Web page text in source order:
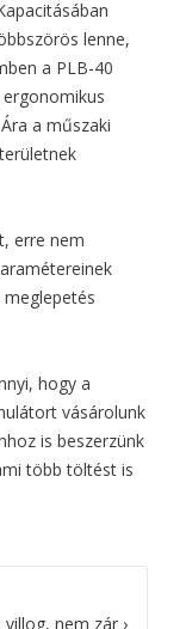
lenne,
a PLB-40
a műszaki
erre nem
hogy a
vásárolunk
is beszerzünk
több töltést is
nem zár ›